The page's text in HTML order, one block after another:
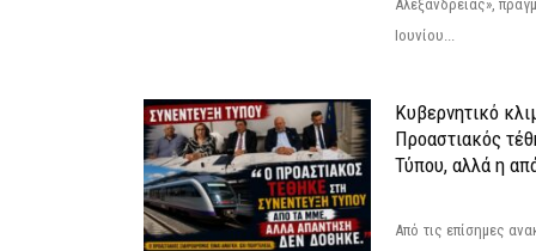
Αλεξάνδρειας»,
Ιουνίου...
Κυβερνητικό
Προαστιακός
Τύπου, αλλά η
Από τις επίσημες